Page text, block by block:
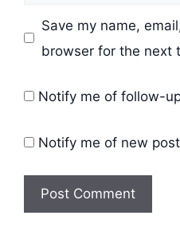
Save my name,
browser for the next
Notify me of follow-
Notify me of new